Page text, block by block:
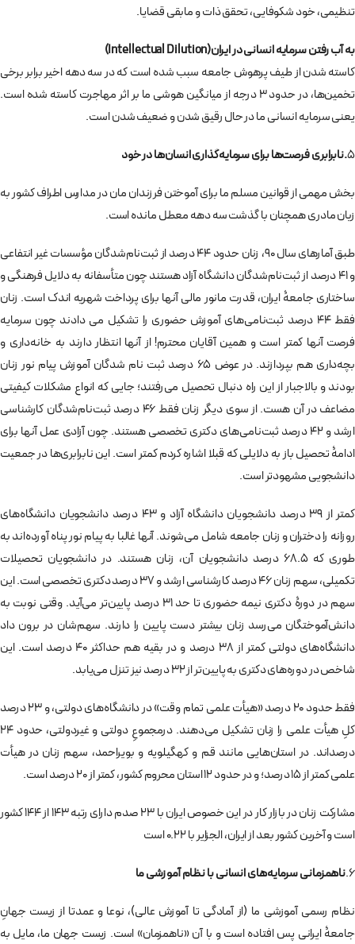
تنظیمی، خود شکوفایی، تحقق ذات و مابقی قضایا.
به آب رفتن سرمایه انسانی در ایران(Intellectual Dilution
)
کاسته شدن از طیف پرهوش جامعه سبب شده است که در سه دهه اخیر برابر برخی
تخمین‌ها، در حدود 3 درجه از میانگین هوشی ما بر اثر مهاجرت کاسته شده است.
یعنی سرمایه انسانی ما در حال رقیق شدن و ضعیف شدن است.
5.نابرابری فرصت‌ها برای سرمایه‌گذاری انسان‌ها در خود
بخش مهمی از قوانین مسلم ما برای آموختن فرزندان مان در مدارس اطراف کشور به
زبان مادری همچنان با گذشت سه دهه معطل مانده است.
طبق آمارهای سال 90، زنان حدود 44 درصد از ثبت‌نام‌شدگان مؤسسات غیر انتفاعی
و 41 درصد از ثبت‌نام‌شدگان دانشگاه آزاد هستند چون متأسفانه به دلایل فرهنگی و
ساختاری جامعۀ ایران، قدرت مانور مالی آنها برای پرداخت شهریه اندک است. زنان
فقط 44 درصد ثبت‌نامی‌های آموزش حضوری را تشکیل می دادند چون سرمایه
فرصت آنها کمتر است و همین آقایان محترم! از آنها انتظار دارند به خانه‌داری و
بچه‌داری هم بپردازند. در عوض 65 درصد ثبت نام شدگان آموزش پیام نور زنان
بودند و بالاجبار از این راه دنبال تحصیل می‌رفتند؛ جایی که انواع مشکلات کیفیتی
مضاعف در آن هست. از سوی دیگر زنان فقط 46 درصد ثبت‌نام‌شدگان کارشناسی
ارشد و 42 درصد ثبت‌نامی‌های دکتری تخصصی هستند. چون آزادی عمل آنها برای
ادامۀ تحصیل باز به دلایلی که قبلا اشاره کردم کمتر است. این نابرابری‌ها در جمعیت
دانشجویی مشهودتر است.
کمتر از 39 درصد دانشجویان دانشگاه آزاد و 43 درصد دانشجویان دانشگاه‌های
روزانه را دختران و زنان جامعه شامل می‌شوند. آنها غالبا به پیام نور پناه آورده‌اند به
طوری که 68.5 درصد دانشجویان آن، زنان هستند. در دانشجویان تحصیلات
تکمیلی، سهم زنان 46 درصد کارشناسی ارشد و 37 درصد دکتری تخصصی است. این
سهم در دورۀ دکتری نیمه حضوری تا حد 31 درصد پایین‌تر می‌آید. وقتی نوبت به
دانش‌آموختگان می‌رسد زنان بیشتر دست پایین را دارند. سهم‌شان در برون داد
دانشگاه‌های دولتی کمتر از 38 درصد و در بقیه هم حداکثر 40 درصد است. این
شاخص در دوره‌های دکتری به پایین‌تر از 32 درصد نیز تنزل می‌یابد.
فقط حدود 20 درصد «هیأت علمی تمام وقت» در دانشگاه‌های دولتی، و 23 درصد
کلِ هیأت علمی را زنان تشکیل می‌دهند. درمجموعِ دولتی و غیردولتی، حدود 24
درصداند. در استان‌هایی مانند قم و کهگیلویه و بویراحمد، سهم زنان در هیأت
علمی کمتر از 15 درصد؛ و در حدود 12 استان محروم کشور، کمتر از 20 درصد است.
مشارکت زنان در بازار کار در این خصوص ایران با 23 صدم دارای رتبه 143 از 144 کشور
است و آخرین کشور بعد از ایران، الجزایر با 0.22 است
6. ناهمزمانی سرمایه‌های انسانی با نظام آموزشی ما
نظام رسمی آموزشی ما (از آمادگی تا آموزش عالی)، نوعا و عمدتا از زیست جهانِ
جامعۀ ایرانی پس افتاده است و با آن «ناهمزمان» است. زیست جهان ما، مایل به